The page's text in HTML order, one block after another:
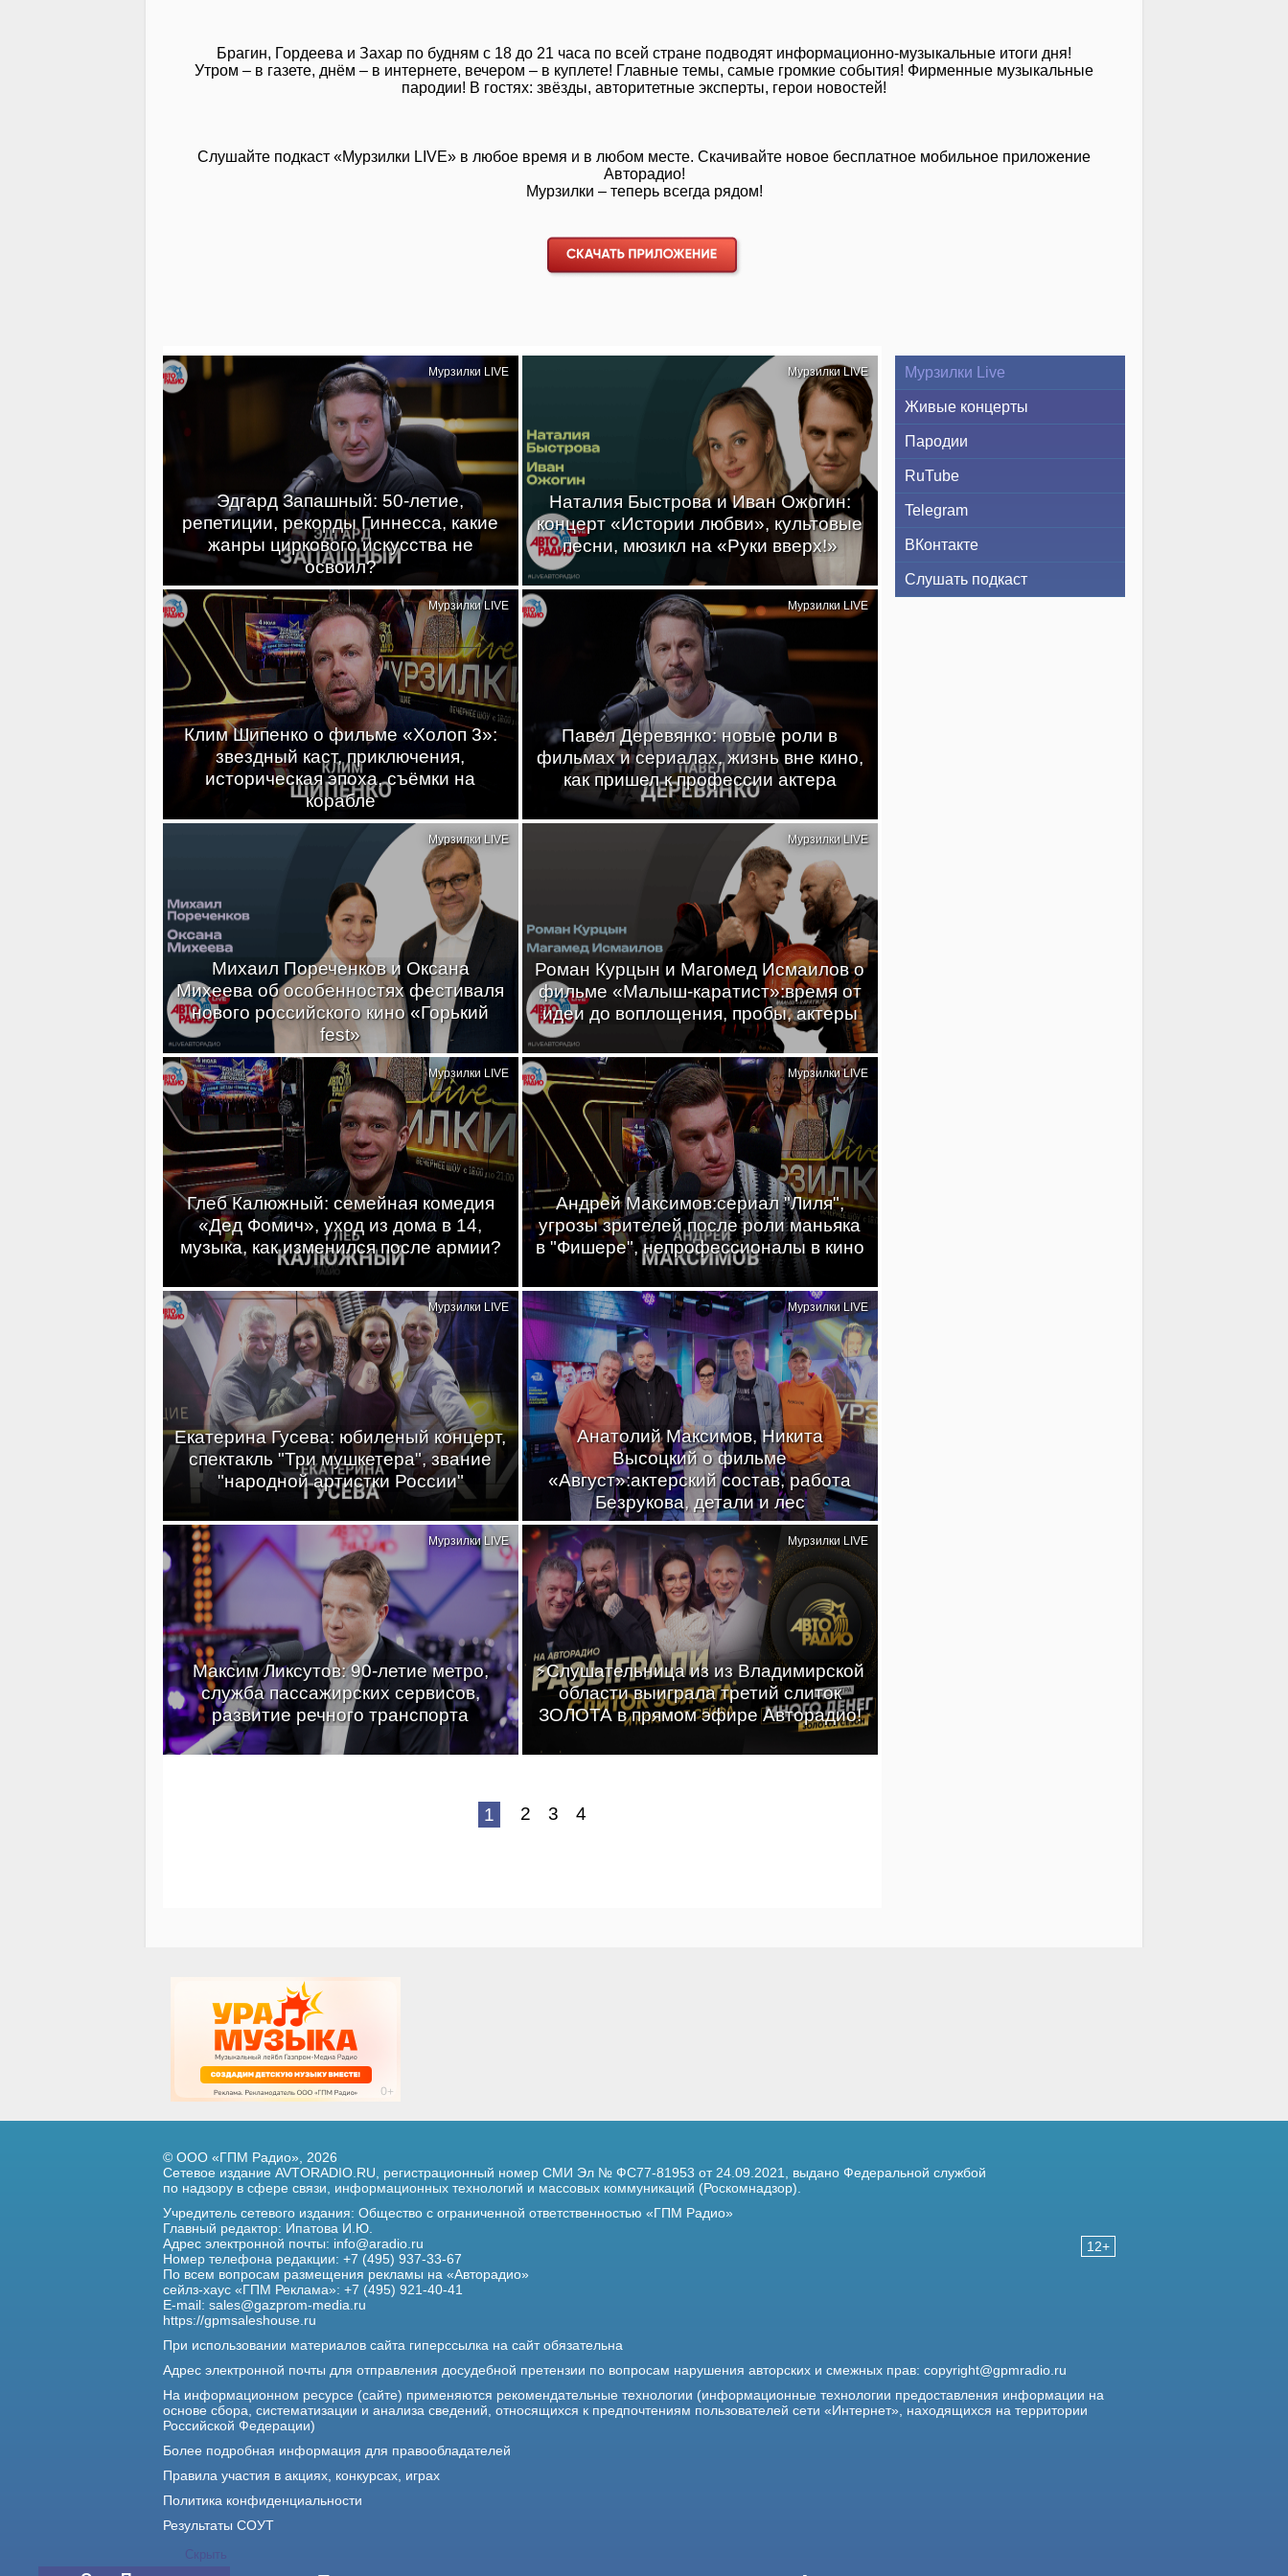
Брагин, Гордеева и Захар по будням с 18 до 21 часа по всей стране подводят информационно-музыкальные итоги дня!
Утром – в газете, днём – в интернете, вечером – в куплете! Главные темы, самые громкие события! Фирменные музыкальные
пародии! В гостях: звёзды, авторитетные эксперты, герои новостей!
Слушайте подкаст «Мурзилки LIVE» в любое время и в любом месте. Скачивайте новое бесплатное мобильное приложение
Авторадио!
Мурзилки – теперь всегда рядом!
Эдгард Запашный: 50-летие,
репетиции, рекорды Гиннесса, какие
жанры циркового искусства не
освоил?
Мурзилки LIVE
Наталия Быстрова и Иван Ожогин:
концерт «Истории любви», культовые
песни, мюзикл на «Руки вверх!»
Мурзилки LIVE
Клим Шипенко о фильме «Холоп 3»:
звездный каст, приключения,
историческая эпоха, съёмки на
корабле
Мурзилки LIVE
Павел Деревянко: новые роли в
фильмах и сериалах, жизнь вне кино,
как пришел к профессии актера
Мурзилки LIVE
Михаил Пореченков и Оксана
Михеева об особенностях фестиваля
нового российского кино «Горький
fest»
Мурзилки LIVE
Роман Курцын и Магомед Исмаилов о
фильме «Малыш-каратист»:время от
идеи до воплощения, пробы, актеры
Мурзилки LIVE
Глеб Калюжный: семейная комедия
«Дед Фомич», уход из дома в 14,
музыка, как изменился после армии?
Мурзилки LIVE
Андрей Максимов:сериал "Лиля",
угрозы зрителей после роли маньяка
в "Фишере", непрофессионалы в кино
Мурзилки LIVE
Екатерина Гусева: юбиленый концерт,
спектакль "Три мушкетера", звание
"народной артистки России"
Мурзилки LIVE
Анатолий Максимов, Никита
Высоцкий о фильме
«Август»:актерский состав, работа
Безрукова, детали и лес
Мурзилки LIVE
Максим Ликсутов: 90-летие метро,
служба пассажирских сервисов,
развитие речного транспорта
Мурзилки LIVE
⚡Слушательница из из Владимирской
области выиграла третий слиток
ЗОЛОТА в прямом эфире Авторадио!
Мурзилки LIVE
1 2 3 4
Мурзилки Live
Живые концерты
Пародии
RuTube
Telegram
ВКонтакте
Слушать подкаст
Скрыть
12+
© ООО «ГПМ Радио», 2026
Сетевое издание AVTORADIO.RU, регистрационный номер СМИ Эл № ФС77-81953 от 24.09.2021,
выдано Федеральной службой
по надзору в сфере связи,
информационных технологий и массовых коммуникаций (Роскомнадзор).
Учредитель сетевого издания: Общество с ограниченной ответственностью «ГПМ Радио»
Главный редактор: Ипатова И.Ю.
Адрес электронной почты: info@aradio.ru
Номер телефона редакции: +7 (495) 937-33-67
По всем вопросам размещения рекламы на «Авторадио»
сейлз-хаус «ГПМ Реклама»: +7 (495) 921-40-41
E-mail: sales@gazprom-media.ru
https://gpmsaleshouse.ru
При использовании материалов сайта гиперссылка на сайт обязательна
Адрес электронной почты для отправления досудебной претензии по вопросам нарушения авторских и смежных прав: copyright@gpmradio.ru
На информационном ресурсе (сайте) применяются рекомендательные технологии (информационные технологии предоставления информации на
основе сбора, систематизации и анализа сведений, относящихся к предпочтениям пользователей сети «Интернет», находящихся на территории
Российской Федерации)
Более подробная информация для правообладателей
Правила участия в акциях, конкурсах, играх
Политика конфиденциальности
Результаты СОУТ